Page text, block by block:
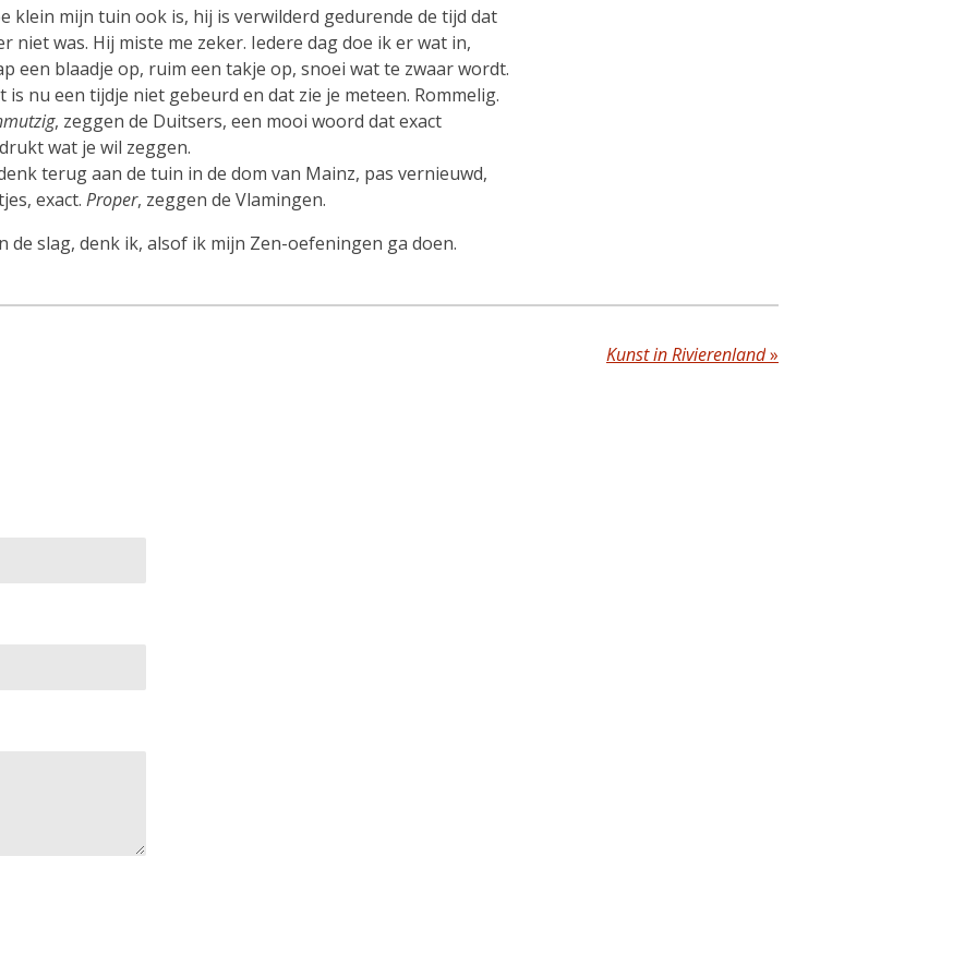
klein mijn tuin ook is, hij is verwilderd gedurende de tijd dat
niet was. Hij miste me zeker. Iedere dag doe ik er wat in,
een blaadje op, ruim een takje op, snoei wat te zwaar wordt.
is nu een tijdje niet gebeurd en dat zie je meteen. Rommelig.
, zeggen de Duitsers, een mooi woord dat exact
wat je wil zeggen.
terug aan de tuin in de dom van Mainz, pas vernieuwd,
exact. Proper, zeggen de Vlamingen.
de slag, denk ik, alsof ik mijn Zen-oefeningen ga doen.
Kunst in Rivierenland»